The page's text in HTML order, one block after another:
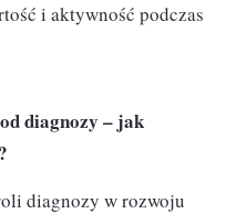
i aktywność podczas
diagnozy – jak
diagnozy w rozwoju